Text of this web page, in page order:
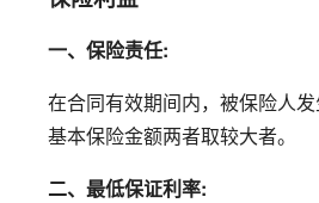
一、保险责任:
在合同有效期间内，被保险人
基本保险金额两者取较大者。
二、最低保证利率: